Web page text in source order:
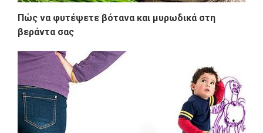
Πώς να φυτέψετε βότανα και μυρωδικά στη
βεράντα σας